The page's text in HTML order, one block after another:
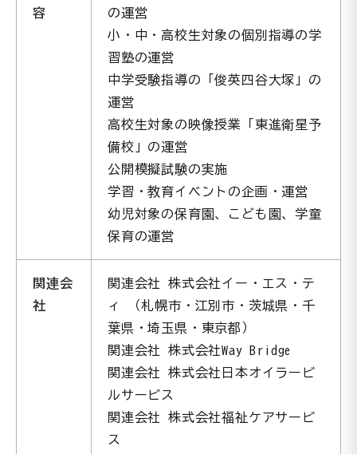
容
の運営
小・中・高校生対象の個別指導の学
習塾の運営
中学受験指導の「俊英四谷大塚」の
運営
高校生対象の映像授業「東進衛星予
備校」の運営
公開模擬試験の実施
学習・教育イベントの企画・運営
幼児対象の保育園、こども園、学童
保育の運営
関連会
社
関連会社 株式会社イー・エス・テ
ィ （札幌市・江別市・茨城県・千
葉県・埼玉県・東京都）
関連会社 株式会社Way Bridge
関連会社 株式会社日本オイラービ
ルサービス
関連会社 株式会社福祉ケアサービ
ス